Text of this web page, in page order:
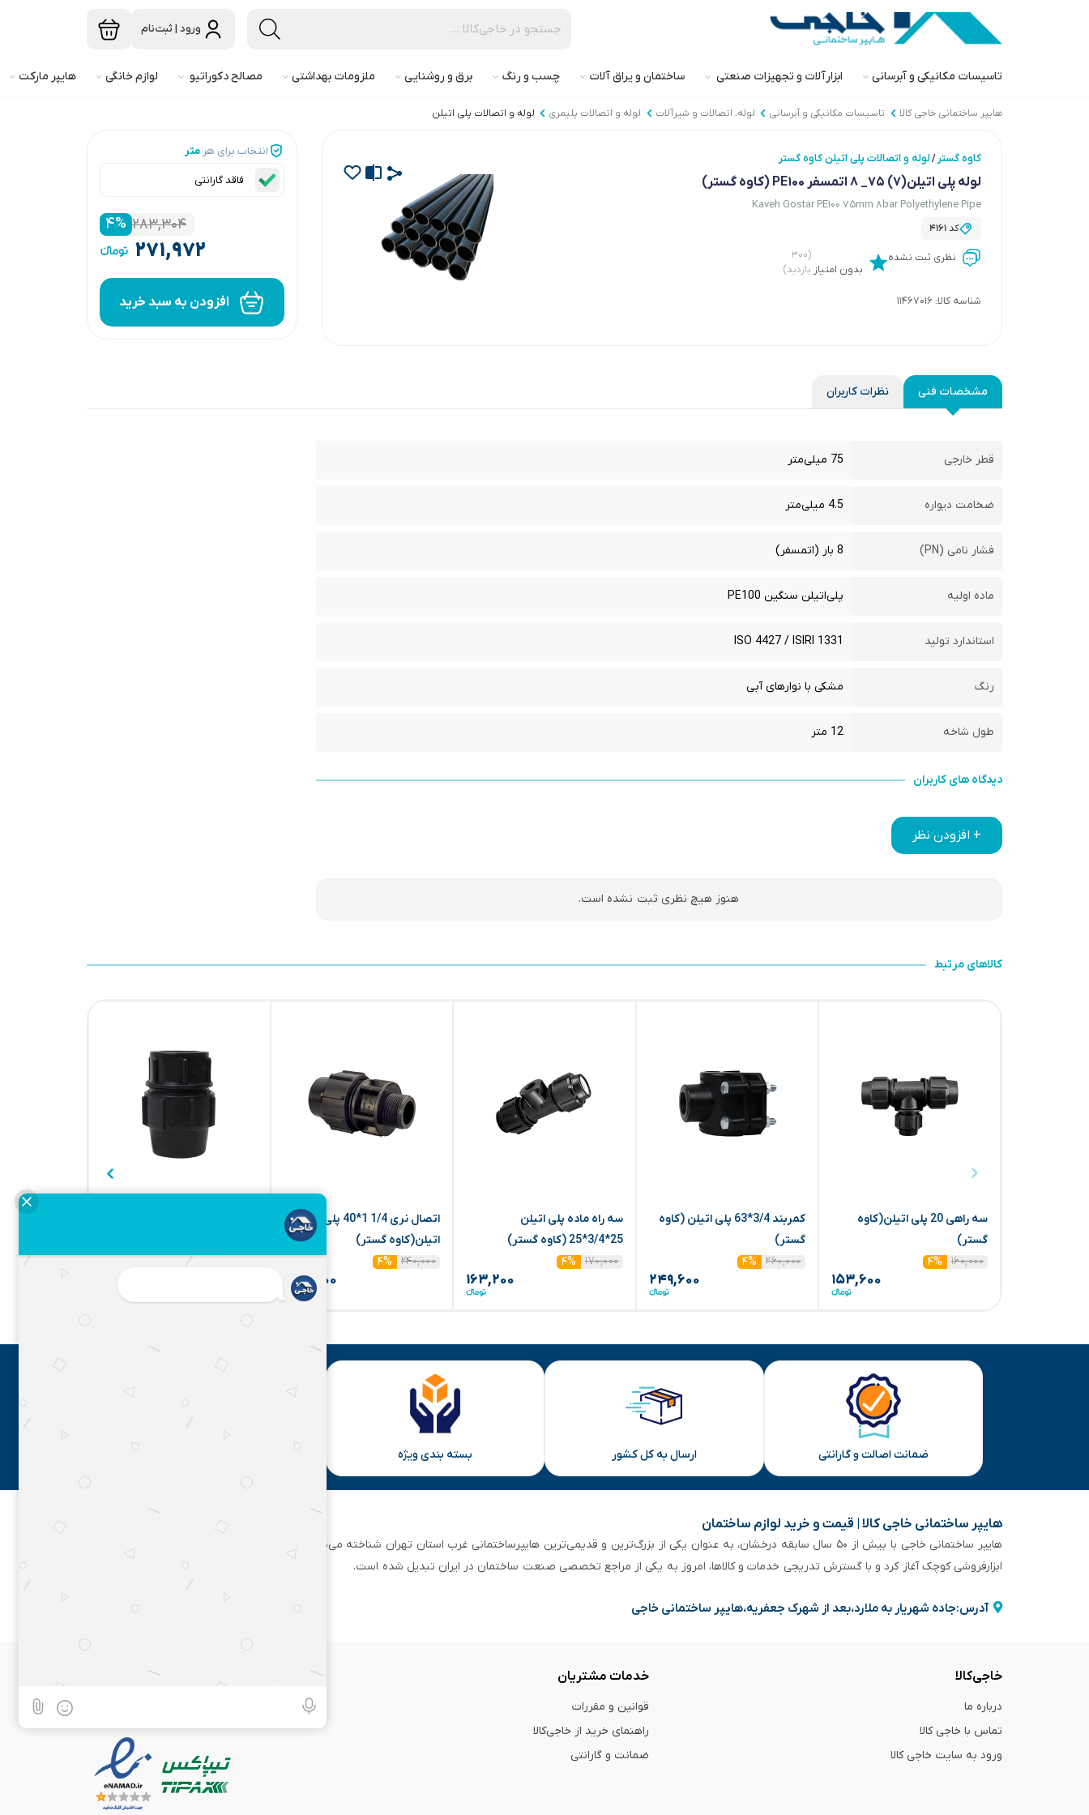
ورود | ثبت‌نام
تاسیسات مکانیکی و آبرسانی ابزارآلات و تجهیزات صنعتی ساختمان و یراق آلات چسب و رنگ برق و روشنایی ملزومات بهداشتی مصالح دکوراتیو لوازم خانگی هایپر مارکت
هایپر ساختمانی خاجی‌ کالا تاسیسات مکانیکی و آبرسانی لوله، اتصالات و شیرآلات لوله و اتصالات پلیمری لوله و اتصالات پلی اتیلن
کاوه گستر /لوله و اتصالات پلی اتیلن کاوه گستر
لوله پلی اتیلن(7) 75_ 8 اتمسفر PE100 (کاوه گستر)
Kaveh Gostar PE100 75mm 8bar Polyethylene Pipe
کد4161
نظری ثبت نشده
بدون امتیاز
(۳۰۰
بازدید)
شناسه کالا: 11467016
انتخاب برای هر متر
فاقد گارانتی
۴% ۲۸۳,۳۰۴
۲۷۱,۹۷۲
افزودن به سبد خرید
مشخصات فنی نظرات کاربران
قطر خارجی 75 میلی‌متر
ضخامت دیواره 4.5 میلی‌متر
فشار نامی (PN) 8 بار (اتمسفر)
ماده اولیه پلی‌اتیلن سنگین PE100
استاندارد تولید ISO 4427 / ISIRI 1331
رنگ مشکی با نوارهای آبی
طول شاخه 12 متر
دیدگاه های کاربران
+ افزودن نظر
هنوز هیچ نظری ثبت نشده است.
کالاهای مرتبط
سه راهی 20 پلی اتیلن(کاوه
گستر)
۱۶۰,۰۰۰
۴%
۱۵۳,۶۰۰
کمربند 3/4*63 پلی اتیلن (کاوه
گستر)
۲۶۰,۰۰۰
۴%
۲۴۹,۶۰۰
سه راه ماده پلی اتیلن
25*3/4*25 (کاوه گستر)
۱۷۰,۰۰۰
۴%
۱۶۳,۲۰۰
اتصال نری 1/4 1*40 پلی
اتیلن(کاوه گستر)
۲۴۰,۰۰۰
۴%
۲۳۰,۴۰۰
۴%
ضمانت اصالت و گارانتی ارسال به کل کشور بسته بندی ویژه
هایپر ساختمانی خاجی‌ کالا | قیمت و خرید لوازم ساختمان
هایپر ساختمانی خاجی‌ با بیش از ۵۰ سال سابقه‌ درخشان، به عنوان یکی از بزرگ‌ترین و قدیمی‌ترین هایپرساختمانی‌ غرب استان تهران شناخته می‌شود. این مجموعه بزرگ، فعالیت خود را از یک مغازه
ابزارفروشی کوچک آغاز کرد و با گسترش تدریجی خدمات و کالاها، امروز به یکی از مراجع تخصصی صنعت ساختمان در ایران تبدیل شده است.
آدرس:جاده شهریار به ملارد،بعد از شهرک جعفریه،هایپر ساختمانی خاجی
خاجی‌کالا
درباره ما
تماس با خاجی کالا
ورود به سایت خاجی‌ کالا
خدمات مشتریان
قوانین و مقررات
راهنمای خرید از خاجی‌کالا
ضمانت و گارانتی